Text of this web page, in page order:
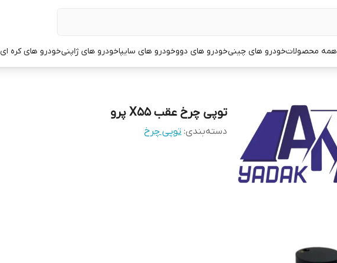
همه محصولاتخودرو های چینیخودرو های دووخودرو های سایپاخودرو های ژاپنیخودرو های کره ای
توپی چرخ عقب X55 پرو
دسته‌بندی: توپی چرخ